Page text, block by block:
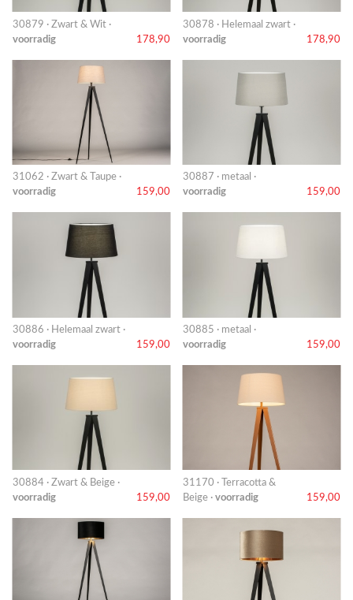
30879 · Zwart & Wit ·
voorradig
178,90
30878 · Helemaal zwart ·
voorradig
178,90
31062 · Zwart & Taupe ·
voorradig
159,00
30887 · metaal ·
voorradig
159,00
30886 · Helemaal zwart ·
voorradig
159,00
30885 · metaal ·
voorradig
159,00
30884 · Zwart & Beige ·
voorradig
159,00
31170 · Terracotta &
Beige · voorradig 159,00